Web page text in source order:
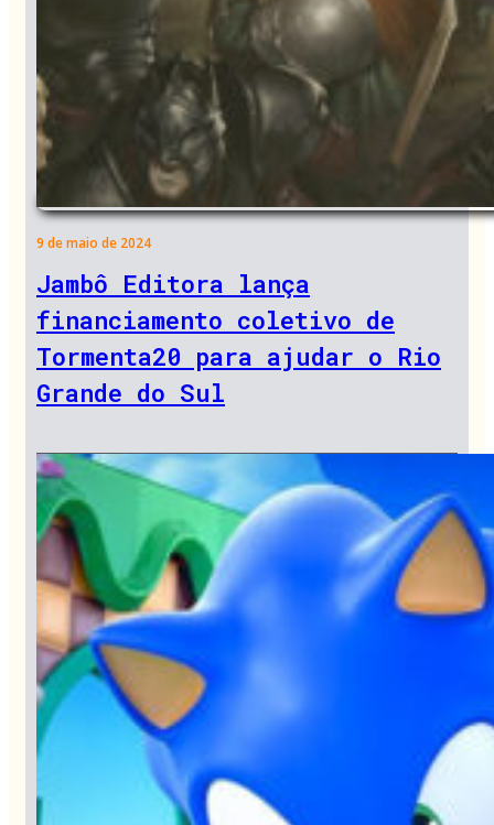
9 de maio de 2024
Jambô Editora lança
financiamento coletivo de
Tormenta20 para ajudar o Rio
Grande do Sul